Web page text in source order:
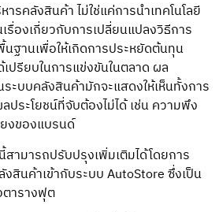
ารคลังสินค้าไม่ใช่แค่การนำเทคโนโลยี
เรื่องเกี่ยวกับการเปลี่ยนแปลงวิธีการ
ฐานเพื่อให้เกิดการประหยัดต้นทุน
ปรียบในการแข่งขันในตลาด ผล
ะบบคลังสินค้ามักจะแสดงให้เห็นทั้งการ
ประโยชน์ที่จับต้องไม่ได้ เช่น ความพึง
งของแบรนด์
ามารถปรับปรุงเพิ่มเติมได้โดยการ
สินค้าเข้ากับระบบ AutoStore ซึ่งเป็น
ตารางฟุต